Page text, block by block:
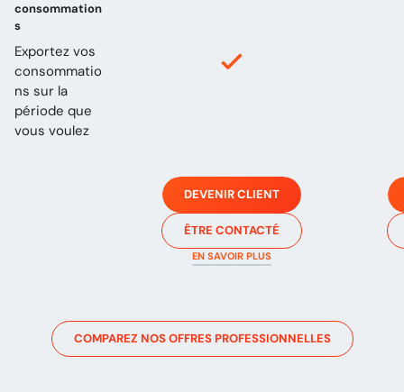
consommation
s
Exportez vos
consommatio
ns sur la
période que
vous voulez
DEVENIR CLIENT
ÊTRE CONTACTÉ
EN SAVOIR PLUS
COMPAREZ NOS OFFRES PROFESSIONNELLES